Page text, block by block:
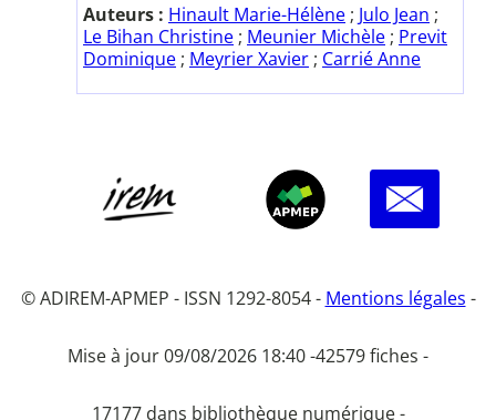
Auteurs : Hinault Marie-Hélène ; Julo Jean ;
Le Bihan Christine ; Meunier Michèle ; Previt
Dominique ; Meyrier Xavier ; Carrié Anne
© ADIREM-APMEP - ISSN 1292-8054 - Mentions légales -
Mise à jour 09/08/2026 18:40 -42579 fiches -
17177 dans bibliothèque numérique -